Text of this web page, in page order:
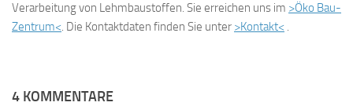
Verarbeitung von Lehmbaustoffen. Sie erreichen uns im >Öko Bau-
Zentrum<. Die Kontaktdaten finden Sie unter >Kontakt< .
4 KOMMENTARE